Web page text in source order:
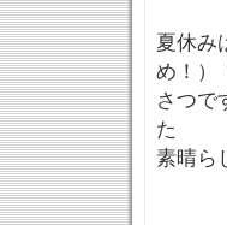
夏休み
め！）
さつで
た
素晴ら